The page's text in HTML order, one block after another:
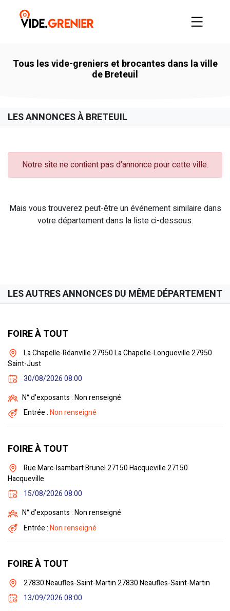
Tous les vide-greniers et brocantes dans la ville
de Breteuil
LES ANNONCES À BRETEUIL
Notre site ne contient pas d'annonce pour cette ville.
Mais vous trouverez peut-être un événement similaire dans
votre département dans la liste ci-dessous.
LES AUTRES ANNONCES DU MÊME DÉPARTEMENT
FOIRE À TOUT
La Chapelle-Réanville 27950 La Chapelle-Longueville 27950
Saint-Just
30/08/2026 08:00
N° d'exposants : Non renseigné
Entrée :Non renseigné
FOIRE À TOUT
Rue Marc-Isambart Brunel 27150 Hacqueville 27150
Hacqueville
15/08/2026 08:00
N° d'exposants : Non renseigné
Entrée :Non renseigné
FOIRE À TOUT
27830 Neaufles-Saint-Martin 27830 Neaufles-Saint-Martin
13/09/2026 08:00